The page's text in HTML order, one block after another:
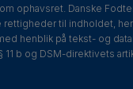
formand for
fodplejerskolen
ophavsret. Danske
til indholdet,
henblik på tekst- og
b og DSM-direktivets